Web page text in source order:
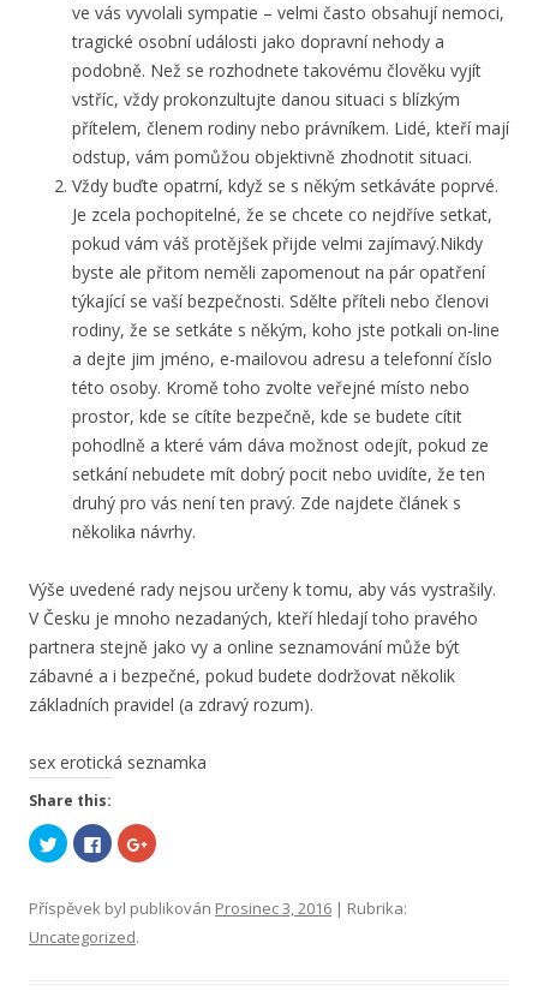
ve vás vyvolali sympatie – velmi často obsahují nemoci,
tragické osobní události jako dopravní nehody a
podobně. Než se rozhodnete takovému člověku vyjít
vstříc, vždy prokonzultujte danou situaci s blízkým
přítelem, členem rodiny nebo právníkem. Lidé, kteří mají
odstup, vám pomůžou objektivně zhodnotit situaci.
Vždy buďte opatrní, když se s někým setkáváte poprvé.
Je zcela pochopitelné, že se chcete co nejdříve setkat,
pokud vám váš protějšek přijde velmi zajímavý.Nikdy
byste ale přitom neměli zapomenout na pár opatření
týkající se vaší bezpečnosti. Sdělte příteli nebo členovi
rodiny, že se setkáte s někým, koho jste potkali on-line
a dejte jim jméno, e-mailovou adresu a telefonní číslo
této osoby. Kromě toho zvolte veřejné místo nebo
prostor, kde se cítíte bezpečně, kde se budete cítit
pohodlně a které vám dáva možnost odejít, pokud ze
setkání nebudete mít dobrý pocit nebo uvidíte, že ten
druhý pro vás není ten pravý. Zde najdete článek s
několika návrhy.
Výše uvedené rady nejsou určeny k tomu, aby vás vystrašily.
V Česku je mnoho nezadaných, kteří hledají toho pravého
partnera stejně jako vy a online seznamování může být
zábavné a i bezpečné, pokud budete dodržovat několik
základních pravidel (a zdravý rozum).
sex erotická seznamka
Share this:
S
d
t
a
C
l
t
s
S
d
t
Příspěvek byl publikován Prosinec 3, 2016 | Rubrika:
Uncategorized.